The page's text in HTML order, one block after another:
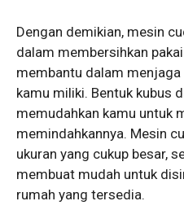
Dengan demikian, mesin
dalam membersihkan
membantu dalam menjaga
kamu miliki. Bentuk kubus
memudahkan kamu untuk
memindahkannya. Mesin
ukuran yang cukup besar,
membuat mudah untuk
rumah yang tersedia.